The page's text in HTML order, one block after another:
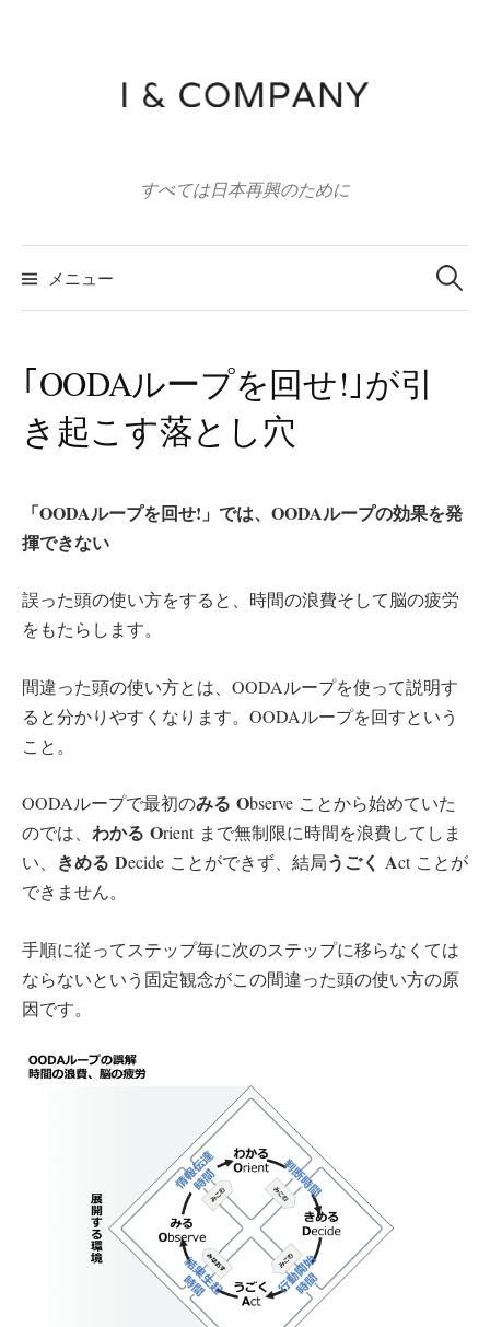
ッ
プ
すべては日本再興のために
メニュー
検
索:
｢OODAループを回せ!｣が引
き起こす落とし穴
「OODAループを回せ!」では、OODAループの効果を発
揮できない
誤った頭の使い方をすると、時間の浪費そして脳の疲労
をもたらします。
間違った頭の使い方とは、OODAループを使って説明す
ると分かりやすくなります。OODAループを回すという
こと。
OODAループで最初のみる Observe ことから始めていた
のでは、 わかる Orient まで無制限に時間を浪費してしま
い、 きめる Decide ことができず、結局うごく Act ことが
できません。
手順に従ってステップ毎に次のステップに移らなくては
ならないという固定観念がこの間違った頭の使い方の原
因です。